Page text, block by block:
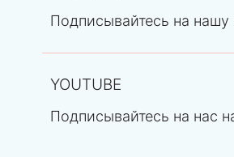
Подписывайтесь на нашу
YOUTUBE
Подписывайтесь на нас